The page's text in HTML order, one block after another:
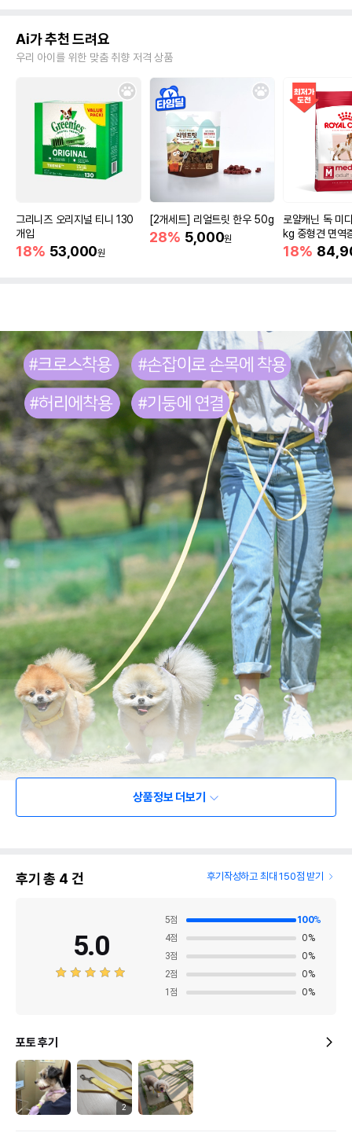
Ai가 추천 드려요
우리 아이를 위한 맞춤 취향 저격 상품
그리니즈 오리지널 티니 130
개입
18% 53,000원
[2개세트] 리얼트릿 한우 50g
28% 5,000원
로얄캐닌 독 미
kg 중형견 면역
18%
상품정보 더보기
후기 총 4 건 후기작성하고 최대 150점 받기
5.0
5점 100%
4점 0%
3점 0%
2점 0%
1 점 0%
포토 후기
2